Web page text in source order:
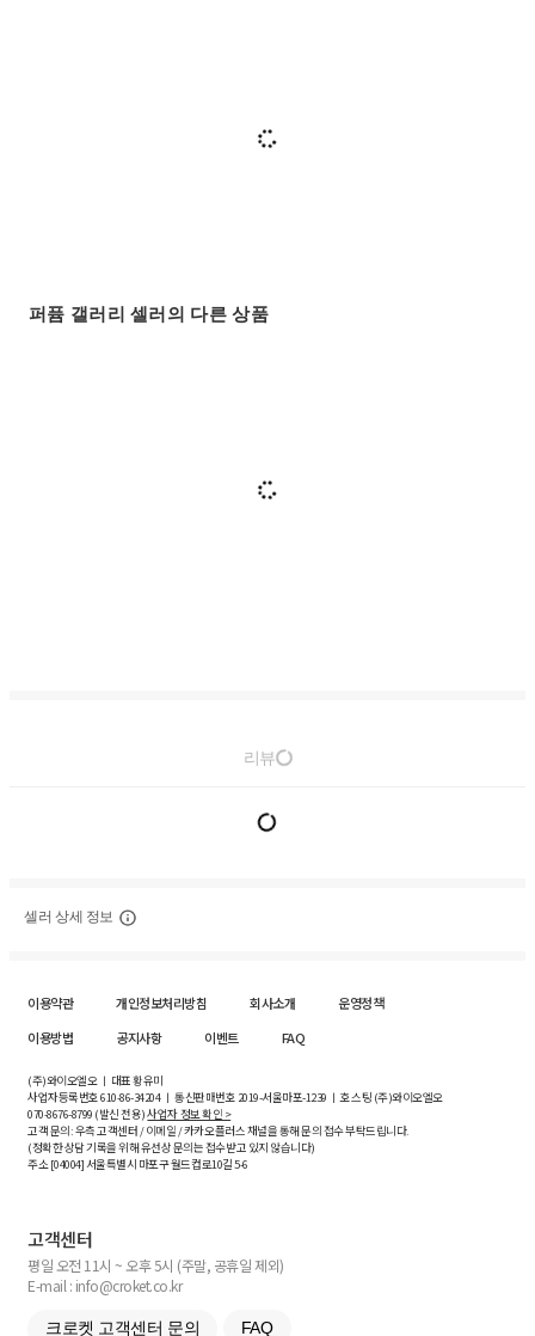
퍼퓸 갤러리 셀러의 다른 상품
리뷰
셀러 상세 정보
이용약관 개인정보처리방침 회사소개
운영정책
이용방법
공지사항 이벤트 FAQ
(주)와이오엘오 ㅣ 대표 황유미
사업자등록번호610-86-34204ㅣ 통신판매번호 2019-서울마포-1239 ㅣ 호스팅 (주)와이오엘오
070-8676-8799 (발신 전용)사업자 정보 확인 >
고객 문의: 우측 고객센터 / 이메일 / 카카오플러스 채널을 통해 문의 접수 부탁드립니다.
(정확한 상담 기록을 위해 유선상 문의는 접수받고 있지 않습니다)
주소 [04004] 서울특별시 마포구 월드컵로10길5-6
고객센터
평일 오전 11시 ~ 오후 5시 (주말, 공휴일 제외)
E-mail : info@croket.co.kr
크로켓 고객센터 문의 FAQ